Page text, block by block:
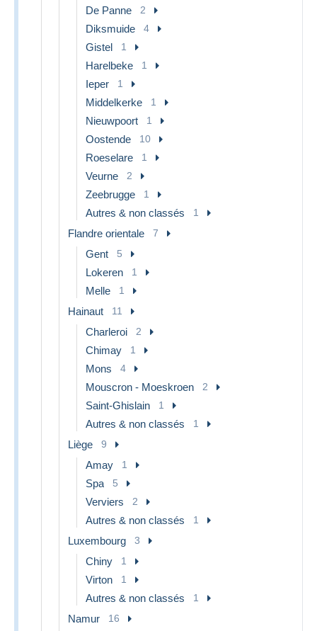
De Panne 2
Diksmuide 4
Gistel 1
Harelbeke 1
Ieper 1
Middelkerke 1
Nieuwpoort 1
Oostende 10
Roeselare 1
Veurne 2
Zeebrugge 1
Autres & non classés 1
Flandre orientale 7
Gent 5
Lokeren 1
Melle 1
Hainaut 11
Charleroi 2
Chimay 1
Mons 4
Mouscron - Moeskroen 2
Saint-Ghislain 1
Autres & non classés 1
Liège 9
Amay 1
Spa 5
Verviers 2
Autres & non classés 1
Luxembourg 3
Chiny 1
Virton 1
Autres & non classés 1
Namur 16